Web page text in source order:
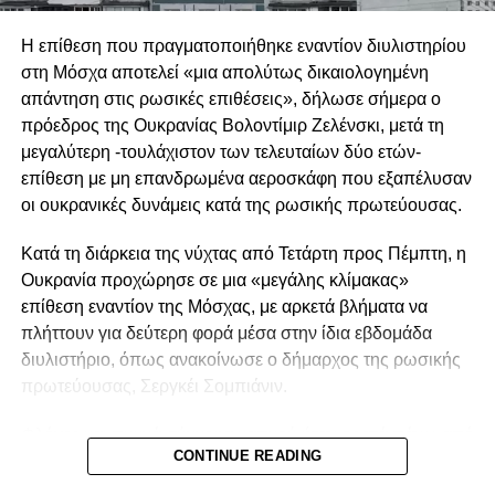
αυτό που φαίνεται να χρειάζεται η ευρωπαϊκή αμυντική
βιομηχανία είναι μεγαλύτερος εξευρωπαϊσμός και η
δημιουργία μιας ενιαίας αγοράς οπλικών συστημάτων,
στόχος που δεν εξυπηρετείται από τις επιλογές του
Βερολίνου.
Δύο εξελίξεις φαίνεται να ενισχύουν τις υποψίες για τις
προθέσεις της Γερμανίας και να δικαιολογούν τις
ανησυχίες άλλων ευρωπαϊκών κρατών. Συγκεκριμένα, το
γαλλογερμανικό μεγαλεπήβολο σχέδιο για την ανάπτυξη
ενός μαχητικού αεροσκάφους έκτης γενιάς, το οποίο είχαν
παρουσιάσει το 2017 ο Εμανουέλ Μακρόν και η Άνγκελα
Μέρκελ ως ένα κορυφαίο ευρωπαϊκό αμυντικό εγχείρημα,
κατέληξε επισήμως σε αποτυχία. Το σχέδιο είχε σχεδιαστεί
ως απάντηση στο Brexit και στην άνοδο του Ντόναλντ
ηγετικών στελεχών της Dassault και της Airbus.
Η επίθεση που πραγματοποιήθηκε εναντίον διυλιστηρίου
στη Μόσχα αποτελεί «μια απολύτως δικαιολογημένη
απάντηση στις ρωσικές επιθέσεις», δήλωσε σήμερα ο
πρόεδρος της Ουκρανίας Βολοντίμιρ Ζελένσκι, μετά τη
μεγαλύτερη -τουλάχιστον των τελευταίων δύο ετών-
επίθεση με μη επανδρωμένα αεροσκάφη που εξαπέλυσαν
οι ουκρανικές δυνάμεις κατά της ρωσικής πρωτεύουσας.
Κατά τη διάρκεια της νύχτας από Τετάρτη προς Πέμπτη, η
Ουκρανία προχώρησε σε μια «μεγάλης κλίμακας»
επίθεση εναντίον της Μόσχας, με αρκετά βλήματα να
πλήττουν για δεύτερη φορά μέσα στην ίδια εβδομάδα
διυλιστήριο, όπως ανακοίνωσε ο δήμαρχος της ρωσικής
πρωτεύουσας, Σεργκέι Σομπιάνιν.
Φλόγες και πυκνά σύννεφα καπνού ήταν ορατά πάνω από
τη νοτιοανατολική συνοικία Καπότνια της Μόσχας, όπου
CONTINUE READING